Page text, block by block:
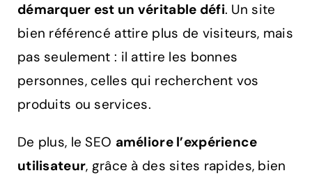
démarquer est un véritable défi. Un site
bien référencé attire plus de visiteurs, mais
pas seulement : il attire les bonnes
personnes, celles qui recherchent vos
produits ou services.
De plus, le SEO améliore l’expérience
utilisateur, grâce à des sites rapides, bien